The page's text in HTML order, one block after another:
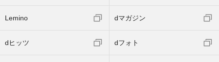
Lemino dマガジン
dヒッツ dフォト